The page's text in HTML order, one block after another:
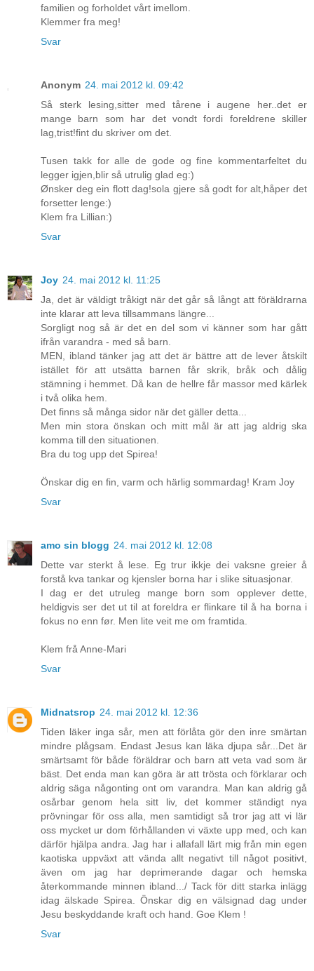
familien og forholdet vårt imellom.
Klemmer fra meg!
Svar
Anonym 24. mai 2012 kl. 09:42
Så sterk lesing,sitter med tårene i augene her..det er
mange barn som har det vondt fordi foreldrene skiller
lag,trist!fint du skriver om det.
Tusen takk for alle de gode og fine kommentarfeltet du
legger igjen,blir så utrulig glad eg:)
Ønsker deg ein flott dag!sola gjere så godt for alt,håper det
forsetter lenge:)
Klem fra Lillian:)
Svar
Joy 24. mai 2012 kl. 11:25
Ja, det är väldigt tråkigt när det går så långt att föräldrarna
inte klarar att leva tillsammans längre...
Sorgligt nog så är det en del som vi känner som har gått
ifrån varandra - med så barn.
MEN, ibland tänker jag att det är bättre att de lever åtskilt
istället för att utsätta barnen får skrik, bråk och dålig
stämning i hemmet. Då kan de hellre får massor med kärlek
i två olika hem.
Det finns så många sidor när det gäller detta...
Men min stora önskan och mitt mål är att jag aldrig ska
komma till den situationen.
Bra du tog upp det Spirea!
Önskar dig en fin, varm och härlig sommardag! Kram Joy
Svar
amo sin blogg 24. mai 2012 kl. 12:08
Dette var sterkt å lese. Eg trur ikkje dei vaksne greier å
forstå kva tankar og kjensler borna har i slike situasjonar.
I dag er det utruleg mange born som opplever dette,
heldigvis ser det ut til at foreldra er flinkare til å ha borna i
fokus no enn før. Men lite veit me om framtida.
Klem frå Anne-Mari
Svar
Midnatsrop 24. mai 2012 kl. 12:36
Tiden läker inga sår, men att förlåta gör den inre smärtan
mindre plågsam. Endast Jesus kan läka djupa sår...Det är
smärtsamt för både föräldrar och barn att veta vad som är
bäst. Det enda man kan göra är att trösta och förklarar och
aldrig säga någonting ont om varandra. Man kan aldrig gå
osårbar genom hela sitt liv, det kommer ständigt nya
prövningar för oss alla, men samtidigt så tror jag att vi lär
oss mycket ur dom förhållanden vi växte upp med, och kan
därför hjälpa andra. Jag har i allafall lärt mig från min egen
kaotiska uppväxt att vända allt negativt till något positivt,
även om jag har deprimerande dagar och hemska
återkommande minnen ibland.../ Tack för ditt starka inlägg
idag älskade Spirea. Önskar dig en välsignad dag under
Jesu beskyddande kraft och hand. Goe Klem !
Svar